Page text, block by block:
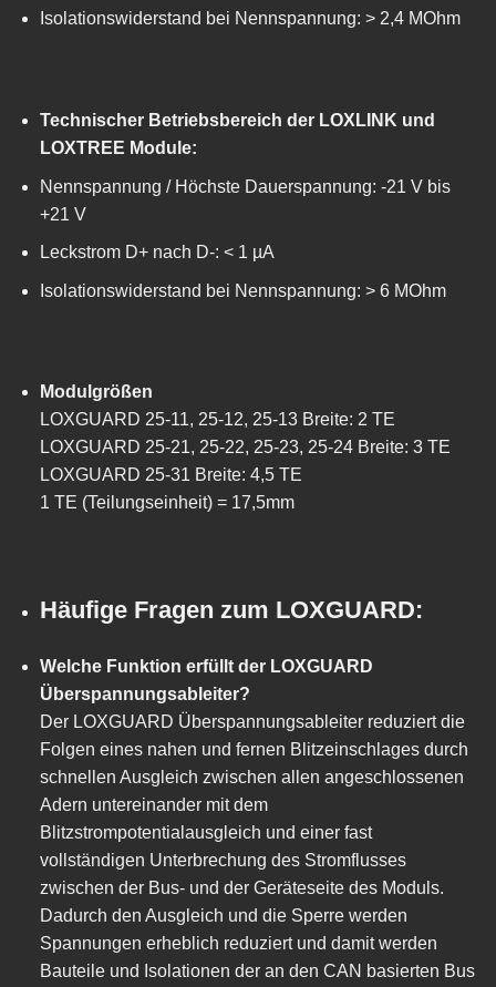
Isolationswiderstand bei Nennspannung: > 2,4 MOhm
Technischer Betriebsbereich der LOXLINK und
LOXTREE Module:
Nennspannung / Höchste Dauerspannung: -21 V bis
+21 V
Leckstrom D+ nach D-: < 1 µA
Isolationswiderstand bei Nennspannung: > 6 MOhm
Modulgrößen
LOXGUARD 25-11, 25-12, 25-13 Breite: 2 TE
LOXGUARD 25-21, 25-22, 25-23, 25-24 Breite: 3 TE
LOXGUARD 25-31 Breite: 4,5 TE
1 TE (Teilungseinheit) = 17,5mm
Häufige Fragen zum LOXGUARD:
Welche Funktion erfüllt der LOXGUARD
Überspannungsableiter?
Der LOXGUARD Überspannungsableiter reduziert die
Folgen eines nahen und fernen Blitzeinschlages durch
schnellen Ausgleich zwischen allen angeschlossenen
Adern untereinander mit dem
Blitzstrompotentialausgleich und einer fast
vollständigen Unterbrechung des Stromflusses
zwischen der Bus- und der Geräteseite des Moduls.
Dadurch den Ausgleich und die Sperre werden
Spannungen erheblich reduziert und damit werden
Bauteile und Isolationen der an den CAN basierten Bus